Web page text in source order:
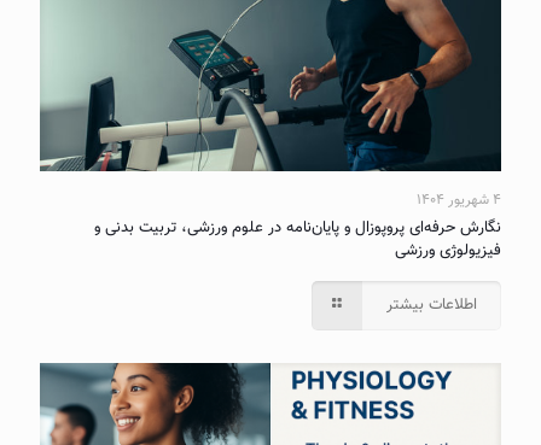
۴ شهریور ۱۴۰۴
نگارش حرفه‌ای پروپوزال و پایان‌نامه در علوم ورزشی، تربیت بدنی و
فیزیولوژی ورزشی
اطلاعات بیشتر